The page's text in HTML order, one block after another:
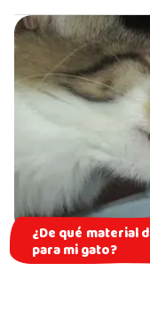
¿De qué material
para mi gato?